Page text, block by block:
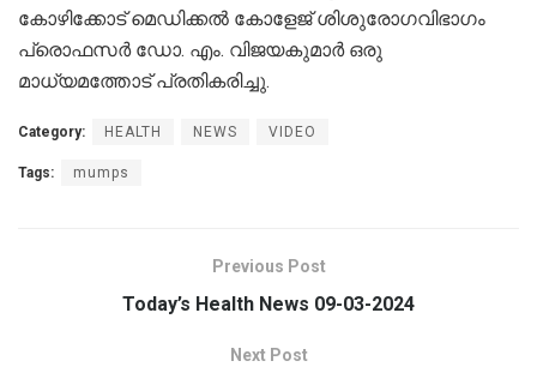
കോഴിക്കോട് മെഡിക്കൽ കോളേജ് ശിശുരോഗവിഭാഗം
പ്രൊഫസർ ഡോ. എം. വിജയകുമാർ ഒരു
മാധ്യമത്തോട് പ്രതികരിച്ചു.
Category: HEALTH NEWS VIDEO
Tags: mumps
Previous Post
Today’s Health News 09-03-2024
Next Post